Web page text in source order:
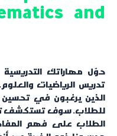
and
حوّل مهاراتك
تدريس الرياضيات
الذين يرغبون في تحسين
للطلاب. سوف تستكشف
الطلاب على فهم